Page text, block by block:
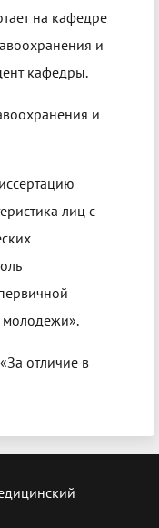
на кафедре
и
кафедры.
и
лиц с
молодежи».
отличие в